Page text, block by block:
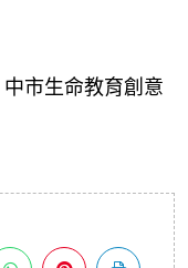
市生命教育創意